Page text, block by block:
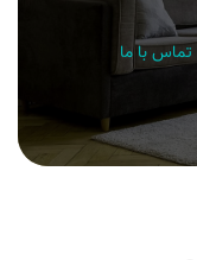
تماس با ما